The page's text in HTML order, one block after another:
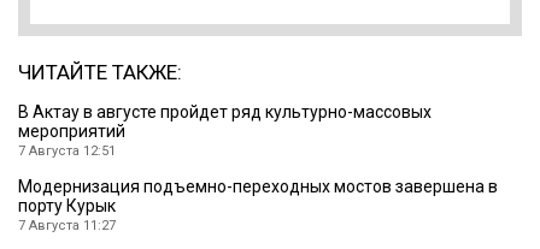
ЧИТАЙТЕ ТАКЖЕ:
В Актау в августе пройдет ряд культурно-массовых
мероприятий
7 Августа 12:51
Модернизация подъемно-переходных мостов завершена в
порту Курык
7 Августа 11:27